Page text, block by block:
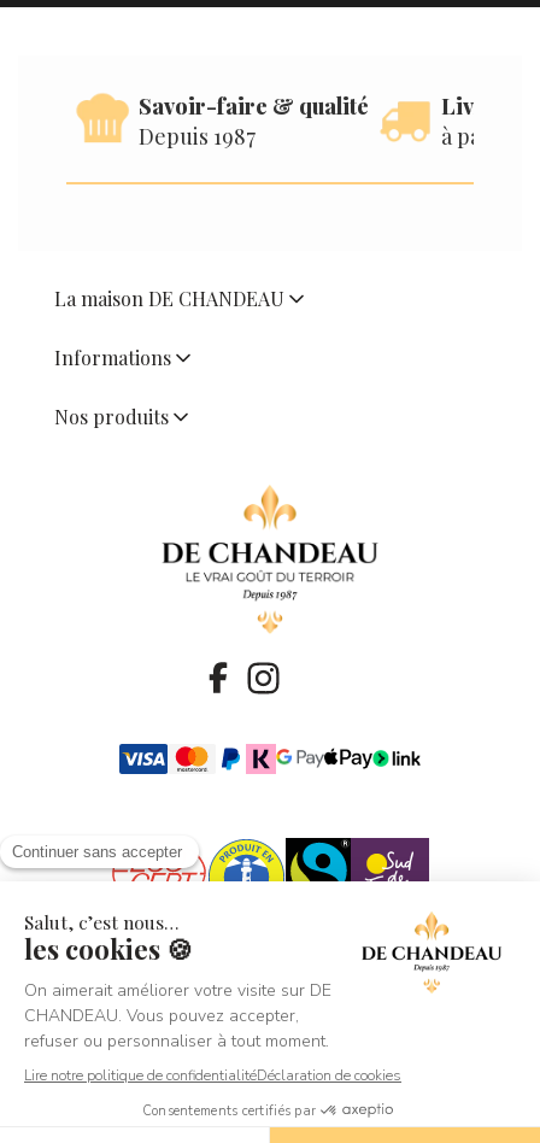
Savoir-faire & qualité
Depuis 1987
à partir
La maison DE CHANDEAU
Informations
Nos produits
© 2026 - De ChandeauCrédit